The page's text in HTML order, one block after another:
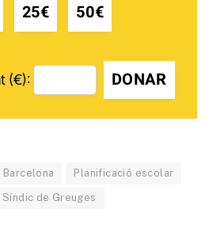
25€ 50€
(€): DONAR
Planificació escolar
Síndic de Greuges